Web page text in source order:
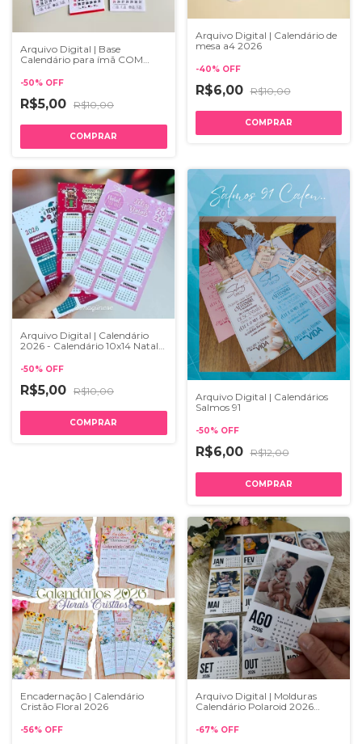
Arquivo Digital | Base
Calendário para ímã COM
-50% OFF
R$5,00 R$10,00
Arquivo Digital | Calendário de
mesa a4 2026
-40% OFF
R$6,00 R$10,00
Arquivo Digital | Calendário
2026 - Calendário 10x14 Natal |
-50% OFF
R$5,00 R$10,00
Arquivo Digital | Calendários
Salmos 91
-50% OFF
R$6,00 R$12,00
Encadernação | Calendário
Cristão Floral 2026
-56% OFF
Arquivo Digital | Molduras
Calendário Polaroid 2026
-67% OFF